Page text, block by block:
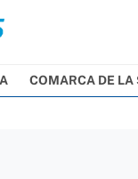
COMARCA DE LA